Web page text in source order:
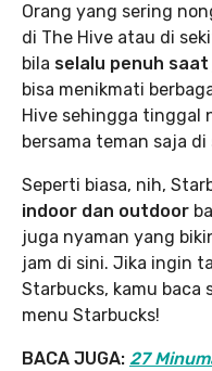
Orang yang sering
di The Hive atau di
bila selalu penuh
bisa menikmati
Hive sehingga tinggal
bersama teman saja di
Seperti biasa, nih,
indoor dan outdoor
juga nyaman yang
jam di sini. Jika ingin
Starbucks, kamu baca
menu Starbucks!
BACA JUGA: 27